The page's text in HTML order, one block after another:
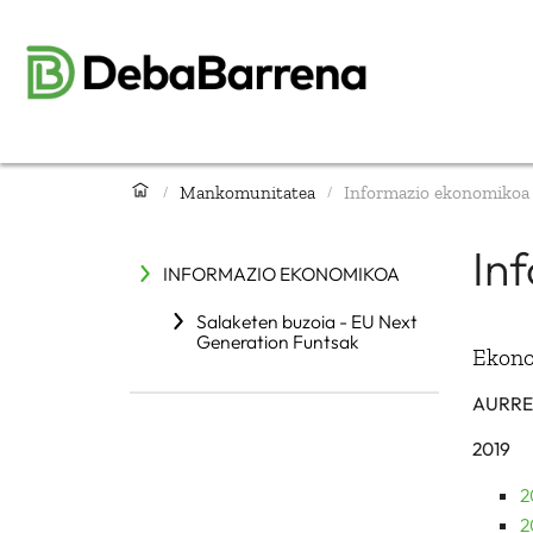
/ Mankomunitatea / Informazio ekonomikoa
INFORMAZIO EKONOMIKOA
Salaketen buzoia - EU Next
Generation Funtsak
2019